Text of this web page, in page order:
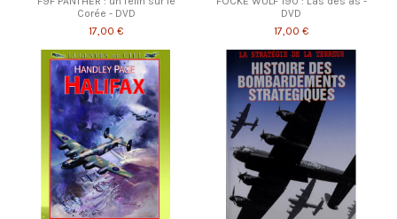
Corée - DVD
17,00 €
DVD
17,00 €